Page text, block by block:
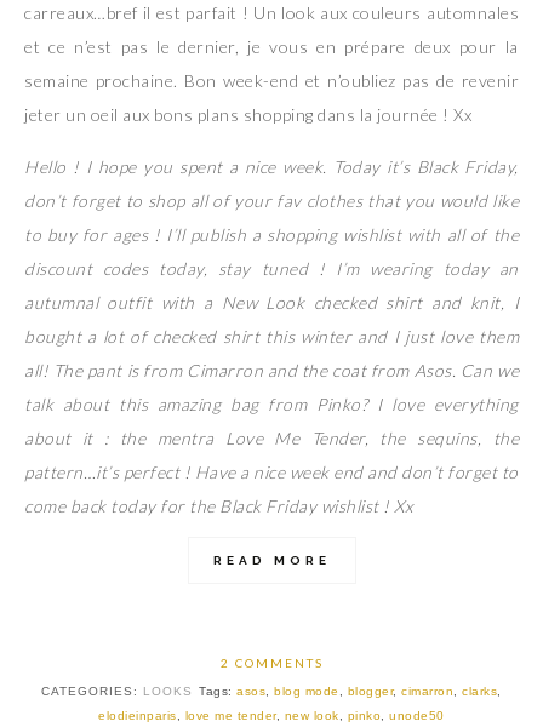
carreaux…bref il est parfait ! Un look aux couleurs automnales
et ce n’est pas le dernier, je vous en prépare deux pour la
semaine prochaine. Bon week-end et n’oubliez pas de revenir
jeter un oeil aux bons plans shopping dans la journée ! Xx
Hello ! I hope you spent a nice week. Today it’s Black Friday,
don’t forget to shop all of your fav clothes that you would like
to buy for ages ! I’ll publish a shopping wishlist with all of the
discount codes today, stay tuned ! I’m wearing today an
autumnal outfit with a New Look checked shirt and knit, I
bought a lot of checked shirt this winter and I just love them
all! The pant is from Cimarron and the coat from Asos. Can we
talk about this amazing bag from Pinko? I love everything
about it : the mentra Love Me Tender, the sequins, the
pattern…it’s perfect ! Have a nice week end and don’t forget to
come back today for the Black Friday wishlist ! Xx
READ MORE
2 COMMENTS
CATEGORIES: LOOKS Tags:asos ,blog mode blogger,cimarron ,clarks
elodieinparis
love me tender, new look pinko ,unode50